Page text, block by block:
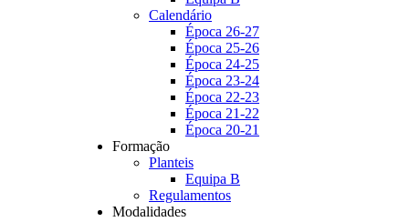
Calendário
Época 26-27
Época 25-26
Época 24-25
Época 23-24
Época 22-23
Época 21-22
Época 20-21
Formação
Planteis
Equipa B
Regulamentos
Modalidades